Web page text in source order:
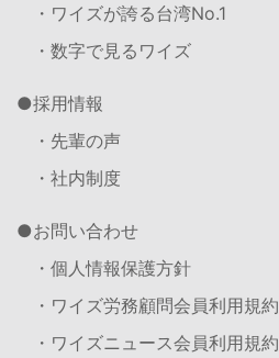
・ワイズが誇る台湾No.1
・数字で見るワイズ
採用情報
・先輩の声
・社内制度
お問い合わせ
・個人情報保護方針
・ワイズ労務顧問会員利用規約
・ワイズニュース会員利用規約